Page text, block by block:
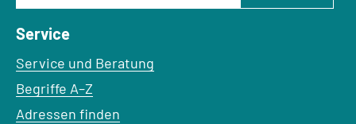
Service
Service und Beratung
Begriffe A–Z
Adressen finden